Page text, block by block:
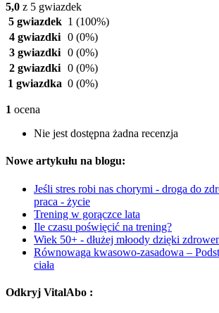
5,0 z 5 gwiazdek
5 gwiazdek 1 (100%)
4 gwiazdki 0 (0%)
3 gwiazdki 0 (0%)
2 gwiazdki 0 (0%)
1 gwiazdka 0 (0%)
1 ocena
Nie jest dostępna żadna recenzja
Nowe artykułu na blogu:
Jeśli stres robi nas chorymi - droga do
praca - życie
Trening w gorączce lata
Ile czasu poświęcić na trening?
Wiek 50+ - dłużej młoody dzięki
Równowaga kwasowo-zasadowa –
ciała
Odkryj VitalAbo :